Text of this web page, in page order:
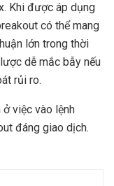
Khi được áp dụng
có thể mang
lớn trong thời
dễ mắc bẫy nếu
rủi ro.
việc vào lệnh
đáng giao dịch.